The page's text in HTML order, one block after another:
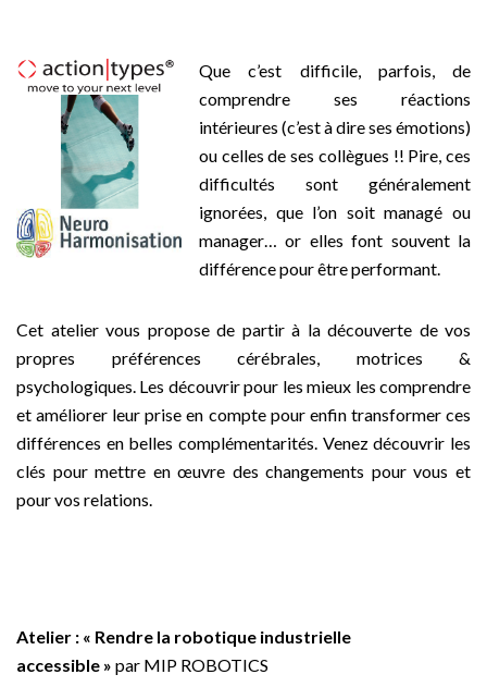
Que c’est difficile, parfois, de
comprendre ses réactions
intérieures (c’est à dire ses émotions)
ou celles de ses collègues !! Pire, ces
difficultés sont généralement
ignorées, que l’on soit managé ou
manager… or elles font souvent la
différence pour être performant.
Cet atelier vous propose de partir à la découverte de vos
propres préférences cérébrales, motrices &
psychologiques. Les découvrir pour les mieux les comprendre
et améliorer leur prise en compte pour enfin transformer ces
différences en belles complémentarités. Venez découvrir les
clés pour mettre en œuvre des changements pour vous et
pour vos relations.
Atelier : « Rendre la robotique industrielle
accessible » par MIP ROBOTICS